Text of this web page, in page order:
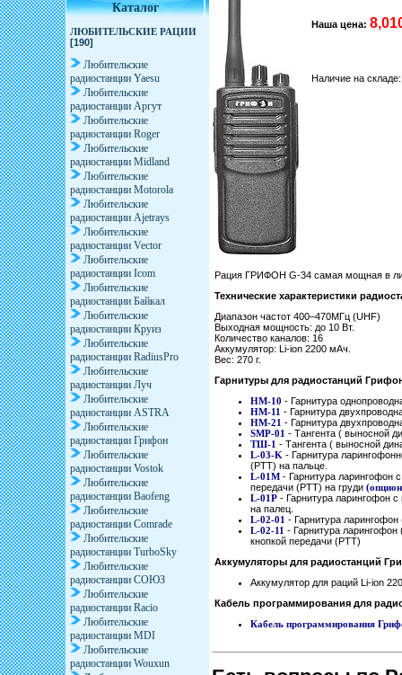
Каталог
ЛЮБИТЕЛЬСКИЕ РАЦИИ
[190]
Любительские
радиостанции Yaesu
Любительские
радиостанции Аргут
Любительские
радиостанции Roger
Любительские
радиостанции Midland
Любительские
радиостанции Motorola
Любительские
радиостанции Ajetrays
Любительские
радиостанции Vector
Любительские
радиостанции Icom
Любительские
радиостанции Байкал
Любительские
радиостанции Круиз
Любительские
радиостанции RadiusPro
Любительские
радиостанции Луч
Любительские
радиостанции ASTRA
Любительские
радиостанции Грифон
Любительские
радиостанции Vostok
Любительские
радиостанции Baofeng
Любительские
радиостанции Comrade
Любительские
радиостанции TurboSky
Любительские
радиостанции СОЮЗ
Любительские
радиостанции Racio
Любительские
радиостанции MDI
Любительские
радиостанции Wouxun
Наша цена:
Наличие на
Рация ГРИФОН G-34 самая мощная в
Технические характеристики
Диапазон частот 400–470МГц (UHF)
Выходная мощность: до 10 Вт.
Количество каналов: 16
Аккумулятор: Li-ion 2200 мАч.
Вес: 270 г.
Гарнитуры для радиостанций
HM-10 - Гарнитура
HM-11 - Гарнитура
HM-21 - Гарнитура
SMP-01 - Тангента ( выносной
ТШ-1 - Тангента ( выносной
L-03-K - Гарнитура
(PTT) на пальце.
L-01M - Гарнитура ларингофон
передачи (PTT) на груди
L-01P - Гарнитура ларингофон
на палец.
L-02-01 - Гарнитура ларингофон
L-02-11 - Гарнитура
кнопкой передачи (PTT)
Аккумуляторы для радиостанций
Аккумулятор для раций Li-ion
Кабель программирования для
Кабель программирования